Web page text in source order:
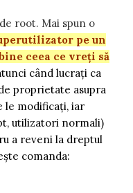
root. Mai spun o
pe un
ceea ce vreți să
când lucrați ca
proprietate asupra
le modificați, iar
utilizatori normali)
a reveni la dreptul
comanda: